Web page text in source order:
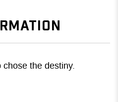
the destiny.